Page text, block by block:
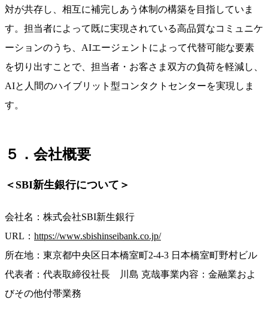
対が共存し、相互に補完しあう体制の構築を目指していま
す。担当者によって既に実現されている高品質なコミュニケ
ーションのうち、AIエージェントによって代替可能な要素
を切り出すことで、担当者・お客さま双方の負荷を軽減し、
AIと人間のハイブリット型コンタクトセンターを実現しま
す。
５．会社概要
＜SBI新生銀行について＞
会社名：株式会社SBI新生銀行
URL： https://www.sbishinseibank.co.jp/
所在地：東京都中央区日本橋室町2-4-3 日本橋室町野村ビル
代表者：代表取締役社長 川島 克哉事業内容：金融業およ
びその他付帯業務